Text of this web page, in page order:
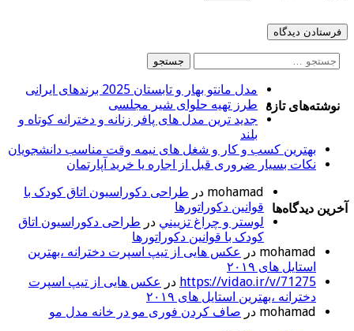
جستجو
برای:
نوشته‌های تازه
مدل مانتو بهار و تابستان 2025 برندهای ایرانی
طرز تهیه حلوای شیر مجلسی
جدید ترین مدل های پافر زنانه و دخترانه کوتاه و
بلند
بهترین کسب و کار و شغل های نیمه وقت مناسب دانشجویان
نکات بسیار ضروری قبل از اجاره یا خرید آپارتمان
آخرین دیدگاه‌ها
mohamad در طراحی دکوراسیون اتاق کودک با
قوانین دکوراتورها
لوستر و چراغ تزييني در طراحی دکوراسیون اتاق
کودک با قوانین دکوراتورها
mohamad در عکس هایی از تیپ اسپرت دخترانه ،بهترین
استایل های ۲۰۱۹
https://vidao.ir/v/71275 در عکس هایی از تیپ اسپرت
دخترانه ،بهترین استایل های ۲۰۱۹
mohamad در صاف کردن فوری مو در خانه مدل مو